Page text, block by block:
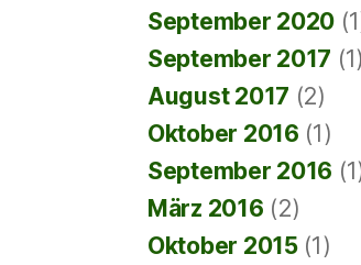
September 2020
September 2017
August 2017 (2)
Oktober 2016 (1)
September 2016
März 2016 (2)
Oktober 2015(1)